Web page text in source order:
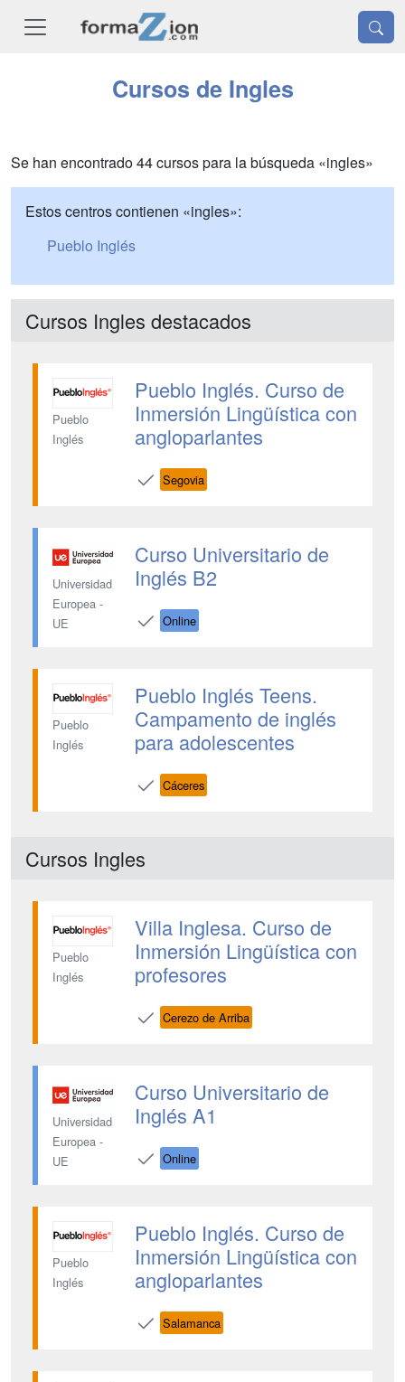
Cursos de Ingles
Se han encontrado 44 cursos para la búsqueda «ingles»
Estos centros contienen «ingles»:
Pueblo Inglés
Cursos Ingles destacados
Pueblo
Inglés
Pueblo Inglés. Curso de
Inmersión Lingüística con
angloparlantes
Segovia
Universidad
Europea -
UE
Curso Universitario de
Inglés B2
Online
Pueblo
Inglés
Pueblo Inglés Teens.
Campamento de inglés
para adolescentes
Cáceres
Cursos Ingles
Pueblo
Inglés
Villa Inglesa. Curso de
Inmersión Lingüística con
profesores
Cerezo de Arriba
Universidad
Europea -
UE
Curso Universitario de
Inglés A1
Online
Pueblo
Inglés
Pueblo Inglés. Curso de
Inmersión Lingüística con
angloparlantes
Salamanca